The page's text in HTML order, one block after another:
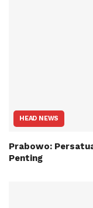
HEAD NEWS
Prabowo:
Penting